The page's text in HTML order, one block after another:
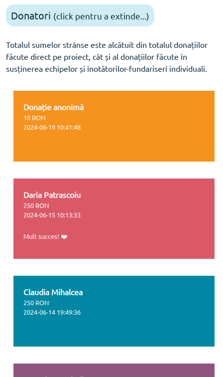
Donatori (click pentru a extinde...)
Totalul sumelor strânse este alcătuit din totalul donațiilor
făcute direct pe proiect, cât și al donațiilor făcute în
susținerea echipelor și înotătorilor-fundariseri individuali.
Donație anonimă
10 RON
2024-06-19 10:41:48
Daria Patrascoiu
250 RON
2024-06-15 10:13:33
Mult succes! ❤️
Claudia Mihalcea
250 RON
2024-06-14 19:49:36